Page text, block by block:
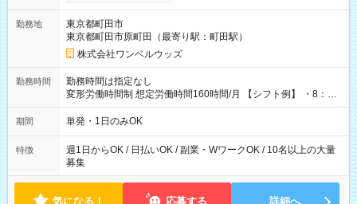
勤務地
東京都町田市
東京都町田市原町田（最寄り駅：町田駅）
株式会社ワンベルウッズ
勤務時間
勤務時間は指定なし
変形労働時間制 想定労働時間160時間/月 【シフト例】 ・8：00
～21：00
期間 単発・1日のみOK
特徴
週1日からOK / 日払いOK / 副業・WワークOK / 10名以上の大量
募集
気になる！ 応募する 詳細へ